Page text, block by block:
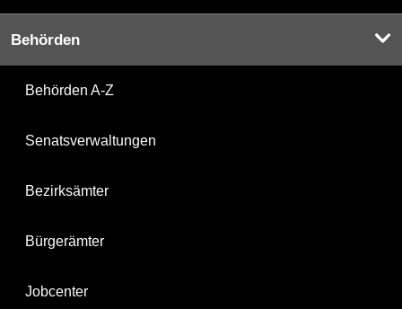
Behörden
Behörden A-Z
Senatsverwaltungen
Bezirksämter
Bürgerämter
Jobcenter